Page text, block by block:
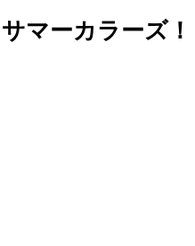
マーカラーズ！